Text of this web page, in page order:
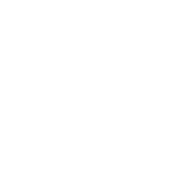
y perfecto el
Es un placer